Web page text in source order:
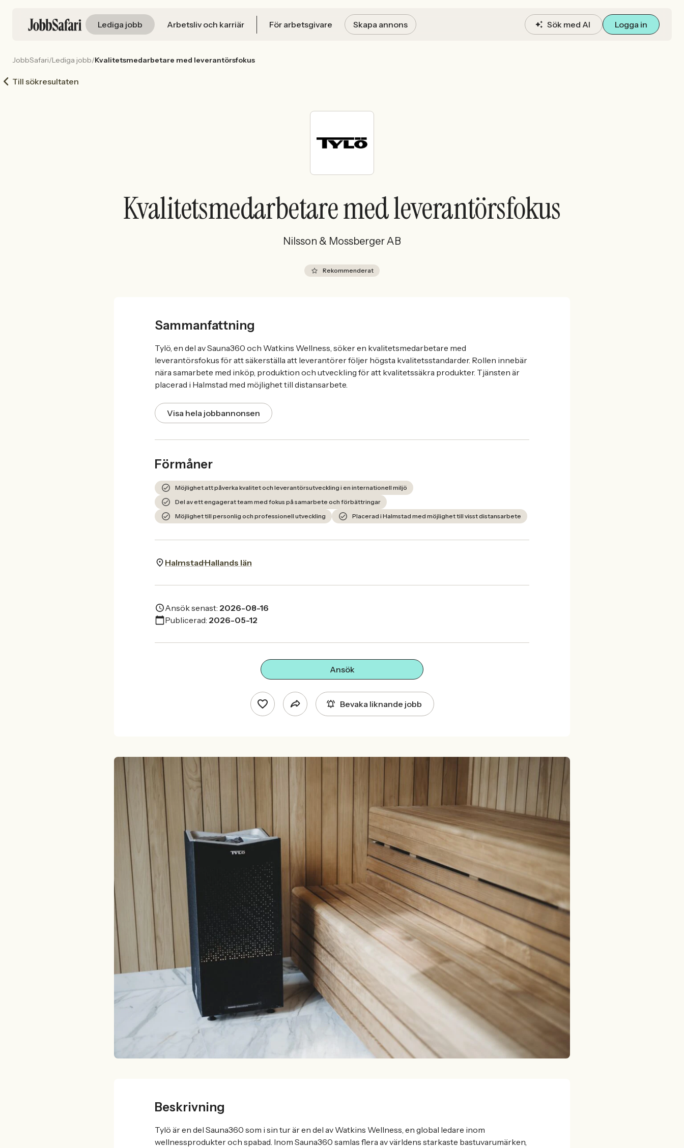
Lediga jobb Arbetsliv och karriär För arbetsgivare Skapa annons Sök med AI Logga in
JobbSafari/Lediga jobb/Kvalitetsmedarbetare med leverantörsfokus
Till sökresultaten
Kvalitetsmedarbetare med leverantörsfokus
Nilsson & Mossberger AB
Rekommenderat
Sammanfattning
Tylö, en del av Sauna360 och Watkins Wellness, söker en kvalitetsmedarbetare med
leverantörsfokus för att säkerställa att leverantörer följer högsta kvalitetsstandarder. Rollen innebär
nära samarbete med inköp, produktion och utveckling för att kvalitetssäkra produkter. Tjänsten är
placerad i Halmstad med möjlighet till distansarbete.
Visa hela jobbannonsen
Förmåner
Möjlighet att påverka kvalitet och leverantörsutveckling i en internationell miljö
Del av ett engagerat team med fokus på samarbete och förbättringar
Möjlighet till personlig och professionell utveckling
Placerad i Halmstad med möjlighet till visst distansarbete
Halmstad Hallands län
Ansök senast: 2026-08-16
Publicerad: 2026-05-12
Ansök
Bevaka liknande jobb
Beskrivning
Tylö är en del Sauna360 som i sin tur är en del av Watkins Wellness, en global ledare inom
wellnessprodukter och spabad. Inom Sauna360 samlas flera av världens starkaste bastuvarumärken,